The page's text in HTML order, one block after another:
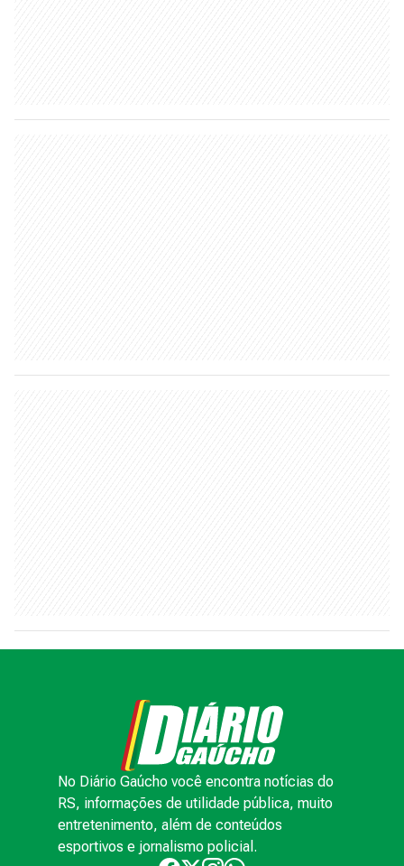
No Diário Gaúcho você encontra notícias do
RS, informações de utilidade pública, muito
entretenimento, além de conteúdos
esportivos e jornalismo policial.